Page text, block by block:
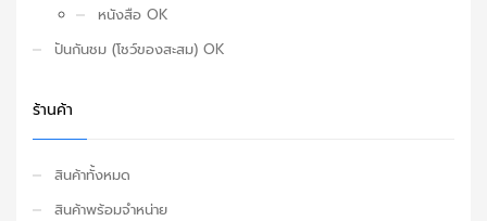
หนังสือ OK
ปันกันชม (โชว์ของสะสม) OK
ร้านค้า
สินค้าทั้งหมด
สินค้าพร้อมจำหน่าย